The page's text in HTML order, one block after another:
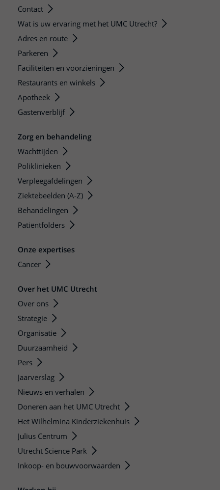
Contact
Wat is uw ervaring met het UMC Utrecht?
Adres en route
Parkeren
Faciliteiten en voorzieningen
Restaurants en winkels
Apotheek
Gastenverblijf
Zorg en behandeling
Wachttijden
Poliklinieken
Verpleegafdelingen
Ziektebeelden (A-Z)
Behandelingen
Patiëntfolders
Onze expertises
Cancer
Over het UMC Utrecht
Over ons
Strategie
Organisatie
Duurzaamheid
Pers
Jaarverslag
Nieuws en verhalen
Doneren aan het UMC Utrecht
Het Wilhelmina Kinderziekenhuis
Julius Centrum
Utrecht Science Park
Inkoop- en bouwvoorwaarden